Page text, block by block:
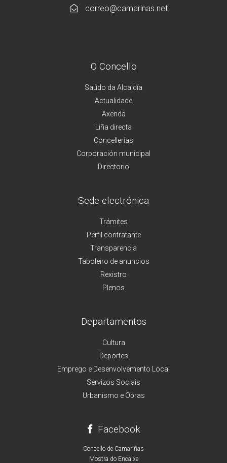
correo@camarinas.net
O Concello
Saúdo da Alcaldía
Actualidade
Axenda
Liña directa
Concellerías
Corporación municipal
Directorio
Sede electrónica
Trámites
Perfil contratante
Transparencia
Taboleiro de anuncios
Rexistro
Plenos
Departamentos
Cultura
Deportes
Emprego e Desenvolvemento Local
Servizos Sociais
Urbanismo e Obras
Facebook
Concello de Camariñas
Mostra do Encaixe